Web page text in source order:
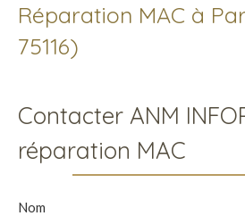
Réparation MAC à
75116)
Contacter ANM
réparation MAC
Nom